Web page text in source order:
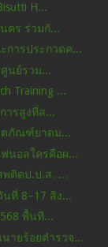
H...
คร ร่วมกั...
การประกวดค...
นย์รวม...
Training ...
ารสูงที่ส...
ตภัณฑ์ยาดม...
ฟนอลใครคือผ...
พติดป.ป.ส. ...
นที่ 8–17 สิง...
พื้นที...
ายร้อยตำรวจ...